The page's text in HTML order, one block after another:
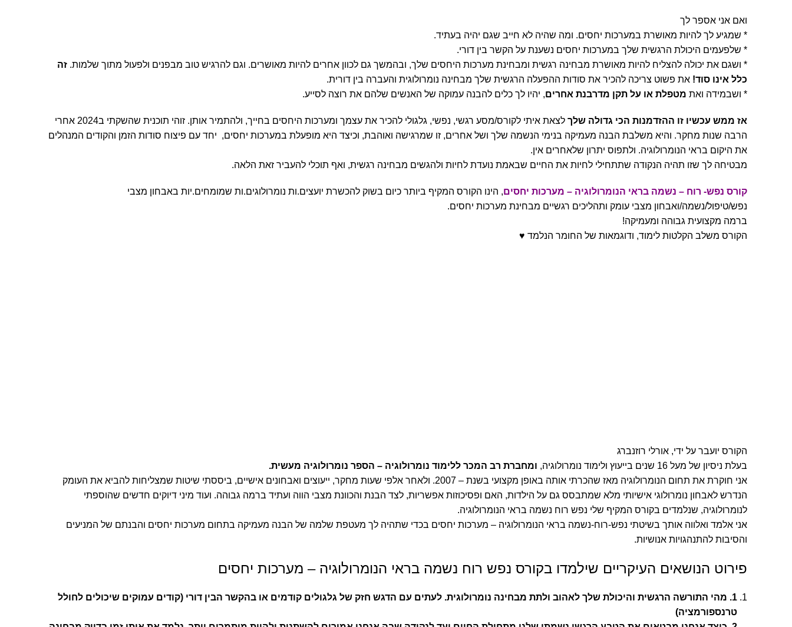
ואם אני אספר לך
* שמגיע לך להיות מאושרת במערכות יחסים. ומה שהיה לא חייב שגם יהיה בעתיד.
* שלפעמים היכולת הרגשית שלך במערכות יחסים נשענת על הקשר בין דורי.
* ושגם את יכולה להצליח להיות מאושרת מבחינה רגשית ומבחינת מערכות היחסים שלך, ובהמשך גם לכוון אחרים להיות מאושרים. וגם להרגיש טוב מבפנים ולפעול מתוך שלמות. זה
כלל אינו סוד! את פשוט צריכה להכיר את סודות ההפעלה הרגשית שלך מבחינה נומרולוגית והעברה בין דורית.
* ושבמידה ואת מטפלת או על תקן מדרבנת אחרים, יהיו לך כלים להבנה עמוקה של האנשים שלהם את רוצה לסייע.
אז ממש עכשיו זו ההזדמנות הכי גדולה שלך
לצאת איתי לקורס/מסע רגשי, נפשי, גלגולי להכיר את עצמך ומערכות היחסים בחייך, ולהתמיר אותן. זוהי תוכנית שהשקתי ב2024 אחרי
הרבה שנות מחקר. והיא משלבת הבנה מעמיקה בנימי הנשמה שלך ושל אחרים, זו שמרגישה ואוהבת, וכיצד היא מופעלת במערכות יחסים, יחד עם פיצוח סודות הזמן והקודים המנהלים
את היקום בראי הנומרולוגיה. ולתפוס יתרון שלאחרים אין.
מבטיחה לך שזו תהיה הנקודה שתתחילי לחיות את החיים שבאמת נועדת לחיות ולהגשים מבחינה רגשית, ואף תוכלי להעביר זאת הלאה.
קורס נפש- רוח – נשמה בראי הנומרולוגיה – מערכות יחסים, הינו הקורס המקיף ביותר כיום בשוק להכשרת יועצים.ות נומרולוגים.ות שמומחים.יות באבחון מצבי
נפש/טיפול/נשמה/ואבחון מצבי עומק ותהליכים רגשיים מבחינת מערכות יחסים.
ברמה מקצועית גבוהה ומעמיקה!
הקורס משלב הקלטות לימוד, ודוגמאות של החומר הנלמד ♥
הקורס יועבר על ידי, אורלי רוזנברג
בעלת ניסיון של מעל 16 שנים בייעוץ ולימוד נומרולוגיה,
ומחברת רב המכר ללימוד נומרולוגיה – הספר נומרולוגיה מעשית.
אני חוקרת את תחום הנומרולוגיה מאז שהכרתי אותה באופן מקצועי בשנת – 2007. ולאחר אלפי שעות מחקר, ייעוצים ואבחונים אישיים, ביססתי שיטות שמצליחות להביא את העומק
הנדרש לאבחון נומרולוגי אישיותי מלא שמתבסס גם על הילדות, האם ופסיכוזות אפשריות, לצד הבנת והכוונת מצבי הווה ועתיד ברמה גבוהה. ועוד מיני דיוקים חדשים שהוספתי
לנומרולוגיה, שנלמדים בקורס המקיף שלי נפש רוח נשמה בראי הנומרולוגיה.
אני אלמד ואלווה אותך בשיטתי נפש-רוח-נשמה בראי הנומרולוגיה – מערכות יחסים בכדי שתהיה לך מעטפת שלמה של הבנה מעמיקה בתחום מערכות יחסים והבנתם של המניעים
והסיבות להתנהגויות אנושיות.
פירוט הנושאים העיקריים שילמדו בקורס נפש רוח נשמה בראי הנומרולוגיה – מערכות יחסים
1. מהי התורשה הרגשית והיכולת שלך לאהוב ולתת מבחינה נומרולוגית. לעתים עם הדגש חזק של גלגולים קודמים או בהקשר הבין דורי (קודים עמוקים שיכולים לחולל
טרנספורמציה)